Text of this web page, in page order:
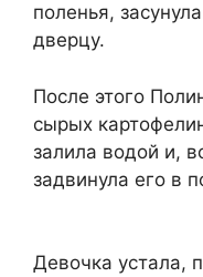
поленья,
дверцу.
После этого
сырых
залила водой и,
задвинула его в
Девочка устала,